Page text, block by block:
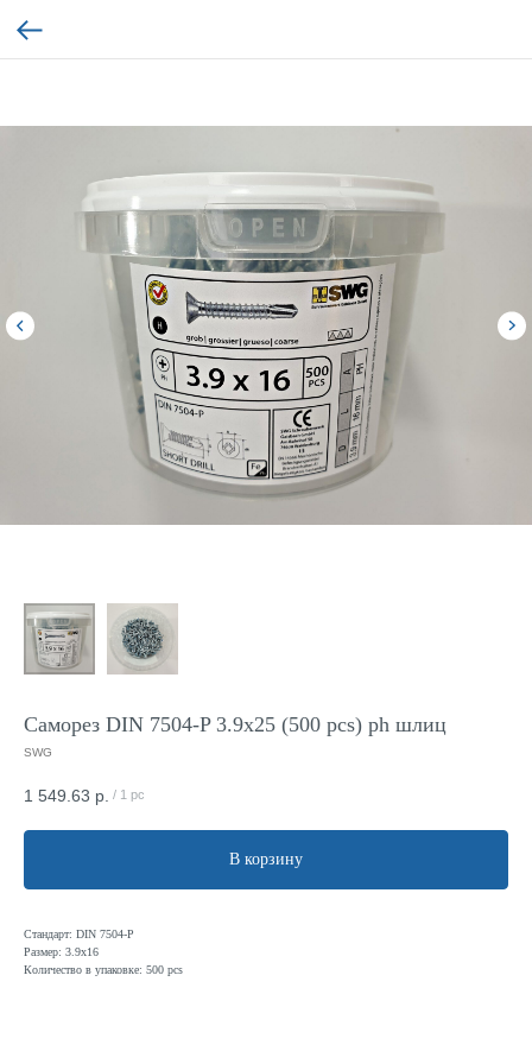
Саморез DIN 7504-P 3.9x25 (500 pcs) ph шлиц
SWG
1 549.63 р. / 1 pc
В корзину
Стандарт: DIN 7504-P
Размер: 3.9х16
Количество в упаковке: 500 pcs